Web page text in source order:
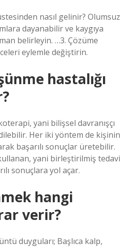
nasıl gelinir? Olumsuz
dayanabilir ve kaygıya
belirleyin. …3. Çözüme
eylemle değiştirin.
hastalığı
yani bilişsel davranışçı
Her iki yöntem de kişinin
başarılı sonuçlar üretebilir.
yani birleştirilmiş tedavi
sonuçlara yol açar.
hangi
verir?
duyguları; Başlıca kalp,